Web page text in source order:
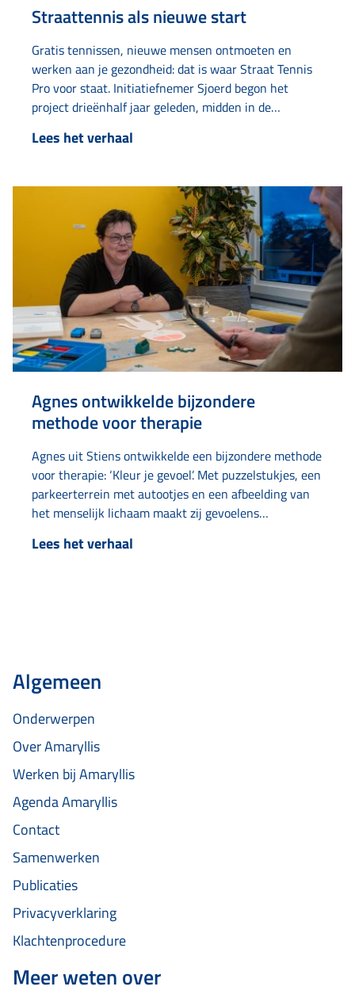
Straattennis als nieuwe start
Gratis tennissen, nieuwe mensen ontmoeten en
werken aan je gezondheid: dat is waar Straat Tennis
Pro voor staat. Initiatiefnemer Sjoerd begon het
project drieënhalf jaar geleden, midden in de
“Het tennisveldje lag er altijd verlaten bij. Toen dacht
Lees het verhaal
Agnes ontwikkelde bijzondere
methode voor therapie
Agnes uit Stiens ontwikkelde een bijzondere methode
voor therapie: ‘Kleur je gevoel’. Met puzzelstukjes, een
parkeerterrein met autootjes en een afbeelding van
het menselijk lichaam maakt zij gevoelens
zelf in therapie was en moeite had met abstracte
Lees het verhaal
Algemeen
Onderwerpen
Over Amaryllis
Werken bij Amaryllis
Agenda Amaryllis
Contact
Samenwerken
Publicaties
Privacyverklaring
Klachtenprocedure
Meer weten over